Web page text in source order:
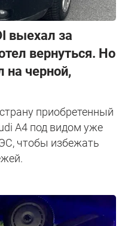
выехал за
вернуться. Но
на черной,
приобретенный
A4 под видом уже
чтобы избежать